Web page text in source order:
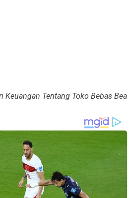
Keuangan Tentang Toko Bebas Bea